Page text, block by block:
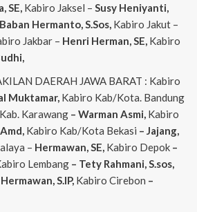
SE, Kabiro Jaksel – Susy Heniyanti,
Baban Hermanto, S.Sos, Kabiro Jakut –
Jakbar – Henri Herman, SE, Kabiro
DAERAH JAWA BARAT : Kabiro
Muktamar, Kabiro Kab/Kota. Bandung
Karawang – Warman Asmi, Kabiro
Kabiro Kab/Kota Bekasi – Jajang,
– Hermawan, SE, Kabiro Depok–
Lembang– Tety Rahmani, S.sos,
S.IP, Kabiro Cirebon –